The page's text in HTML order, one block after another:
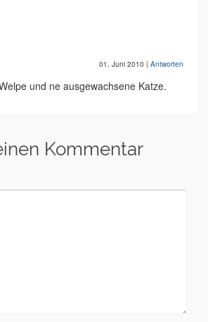
01. Juni 2010 | Antworten
und ne ausgewachsene Katze.
Kommentar